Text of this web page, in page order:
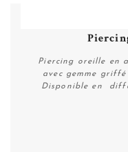
Piercing oreille en
avec gemme
Disponible en